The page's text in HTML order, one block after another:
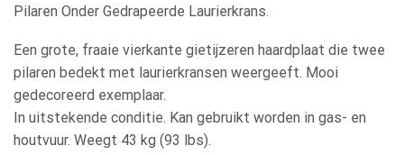
Pilaren Onder Gedrapeerde Laurierkrans.
Een grote, fraaie vierkante gietijzeren haardplaat die twee
pilaren bedekt met laurierkransen weergeeft. Mooi
gedecoreerd exemplaar.
In uitstekende conditie. Kan gebruikt worden in gas- en
houtvuur. Weegt 43 kg (93 lbs).